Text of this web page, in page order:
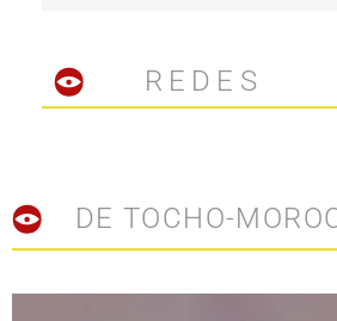
REDES
DE TOCHO-